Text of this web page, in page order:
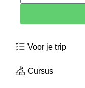
Voor je trip
Cursus